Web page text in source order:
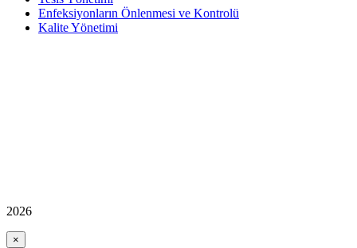
Enfeksiyonların Önlenmesi ve Kontrolü
Kalite Yönetimi
2026
×